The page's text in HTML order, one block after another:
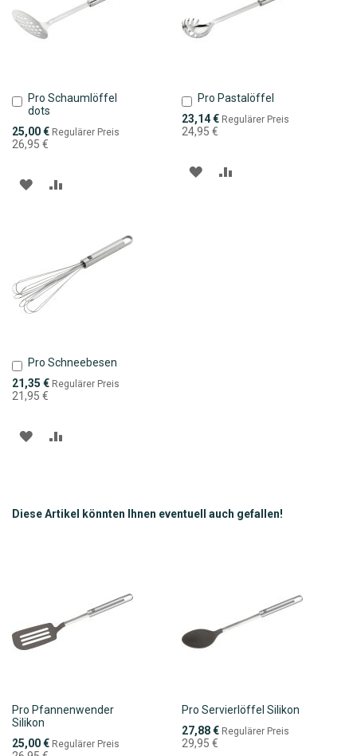
Pro Schaumlöffel
dots
Sonderpreis
25,00 € Regulärer Preis
26,95 €
In
den
Warenkorb
ZUR
HINZUFÜGEN
Pro Pastalöffel
Sonderpreis
23,14 € Regulärer Preis
24,95 €
In
den
Warenkorb
ZUR
Pro Schneebesen
Sonderpreis
21,35 € Regulärer Preis
21,95 €
In
den
Warenkorb
ZUR
Diese Artikel könnten Ihnen eventuell auch gefallen!
Pro Pfannenwender
Silikon
Sonderpreis
25,00 € Regulärer Preis
Pro Servierlöffel Silikon
Sonderpreis
27,88 € Regulärer Preis
29,95 €